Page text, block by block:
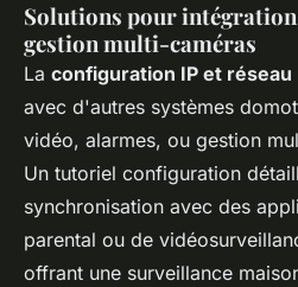
Solutions pour
gestion multi-caméras
La configuration IP et réseau
avec d'autres systèmes
vidéo, alarmes, ou gestion
Un tutoriel configuration
synchronisation avec des
parental ou de
offrant une surveillance